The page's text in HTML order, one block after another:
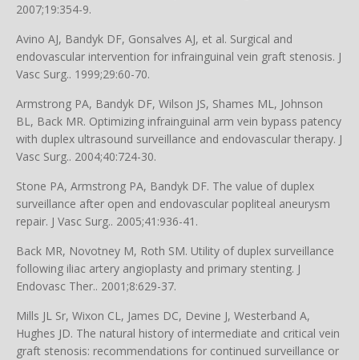
2007;19:354-9.
Avino AJ, Bandyk DF, Gonsalves AJ, et al. Surgical and
endovascular intervention for infrainguinal vein graft stenosis. J
Vasc Surg.. 1999;29:60-70.
Armstrong PA, Bandyk DF, Wilson JS, Shames ML, Johnson
BL, Back MR. Optimizing infrainguinal arm vein bypass patency
with duplex ultrasound surveillance and endovascular therapy. J
Vasc Surg.. 2004;40:724-30.
Stone PA, Armstrong PA, Bandyk DF. The value of duplex
surveillance after open and endovascular popliteal aneurysm
repair. J Vasc Surg.. 2005;41:936-41.
Back MR, Novotney M, Roth SM. Utility of duplex surveillance
following iliac artery angioplasty and primary stenting. J
Endovasc Ther.. 2001;8:629-37.
Mills JL Sr, Wixon CL, James DC, Devine J, Westerband A,
Hughes JD. The natural history of intermediate and critical vein
graft stenosis: recommendations for continued surveillance or